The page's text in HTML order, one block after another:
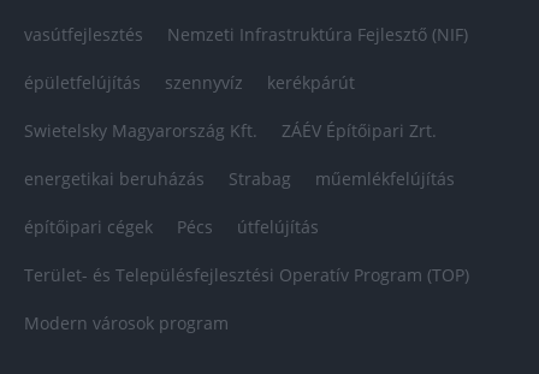
vasútfejlesztés Nemzeti Infrastruktúra Fejlesztő (NIF)
épületfelújítás szennyvíz kerékpárút
Swietelsky Magyarország Kft. ZÁÉV Építőipari Zrt.
energetikai beruházás Strabag műemlékfelújítás
építőipari cégek Pécs útfelújítás
Terület- és Településfejlesztési Operatív Program (TOP)
Modern városok program